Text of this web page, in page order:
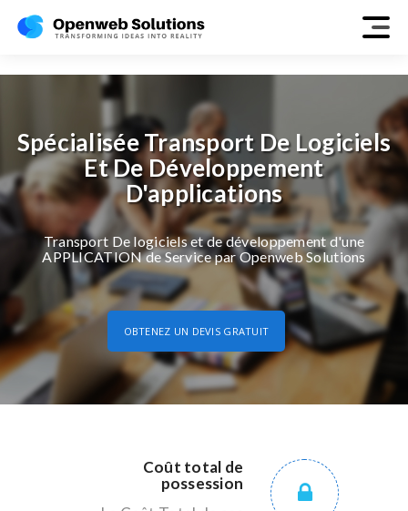
Spécialisée Transport De Logiciels
Et De Développement
D'applications
Transport De logiciels et de développement d'une
APPLICATION de Service par Openweb Solutions
OBTENEZ UN DEVIS GRATUIT
Coût total de
possession